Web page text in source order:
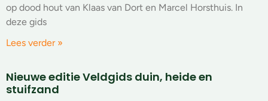
op dood hout van Klaas van Dort en Marcel Horsthuis. In
deze gids
Lees verder »
Nieuwe editie Veldgids duin, heide en
stuifzand